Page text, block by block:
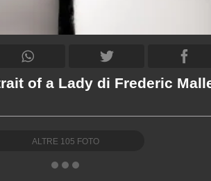
of a Lady di Frederic
ALTRE 105 FOTO